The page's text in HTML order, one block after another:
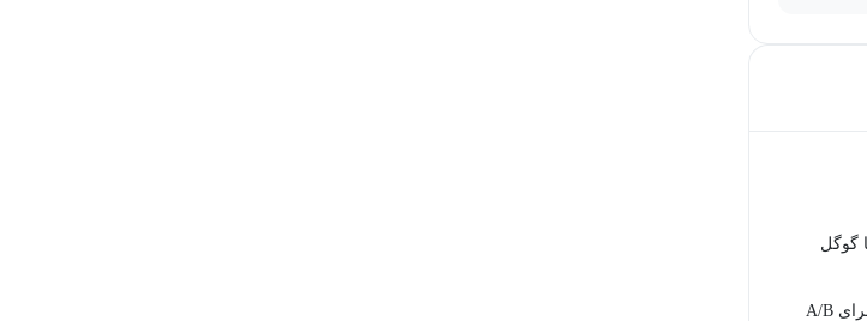
گوگل
معرفی ابزارهای طراحی پرسشنامه‌ها و اجرای A/B